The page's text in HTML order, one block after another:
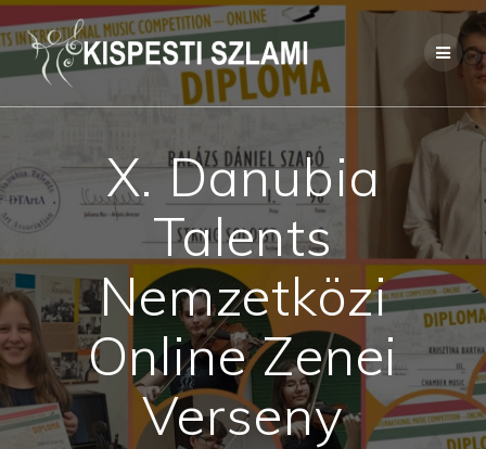
Skip
to
content
X. Danubia
Talents
Nemzetközi
Online Zenei
Verseny